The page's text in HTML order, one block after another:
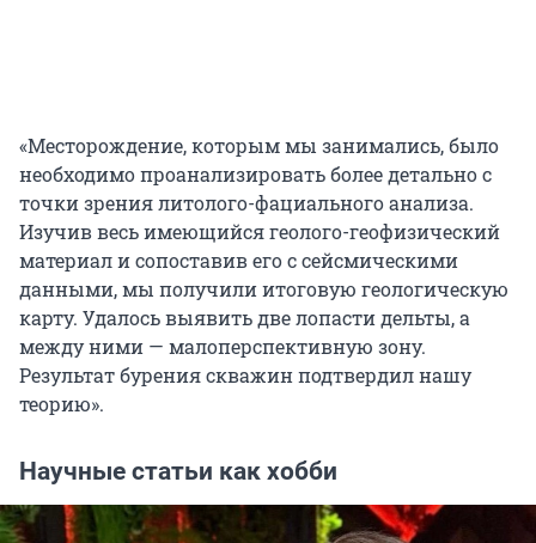
«Месторождение, которым мы занимались, было
необходимо проанализировать более детально с
точки зрения литолого-фациального анализа.
Изучив весь имеющийся геолого-геофизический
материал и сопоставив его с сейсмическими
данными, мы получили итоговую геологическую
карту. Удалось выявить две лопасти дельты, а
между ними — малоперспективную зону.
Результат бурения скважин подтвердил нашу
теорию».
Научные статьи как хобби